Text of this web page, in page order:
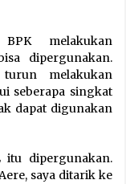
melakukan
dipergunakan.
melakukan
seberapa singkat
dapat digunakan
itu dipergunakan.
saya ditarik ke